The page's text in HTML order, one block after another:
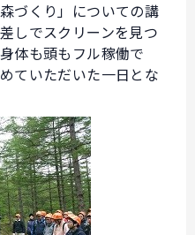
づくり」についての講
しでスクリーンを見つ
体も頭もフル稼働で
ていただいた一日とな